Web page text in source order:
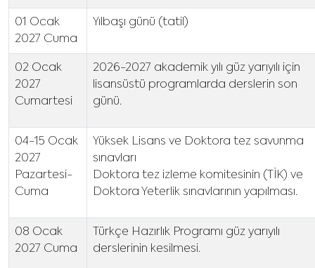
01 Ocak
2027 Cuma
Yılbaşı günü (tatil)
02 Ocak
2027
Cumartesi
2026-2027 akademik yılı güz yarıyılı için
lisansüstü programlarda derslerin son
günü.
04-15 Ocak
2027
Pazartesi-
Cuma
Yüksek Lisans ve Doktora tez savunma
sınavları
Doktora tez izleme komitesinin (TİK) ve
Doktora Yeterlik sınavlarının yapılması.
08 Ocak
2027 Cuma
Türkçe Hazırlık Programı güz yarıyılı
derslerinin kesilmesi.